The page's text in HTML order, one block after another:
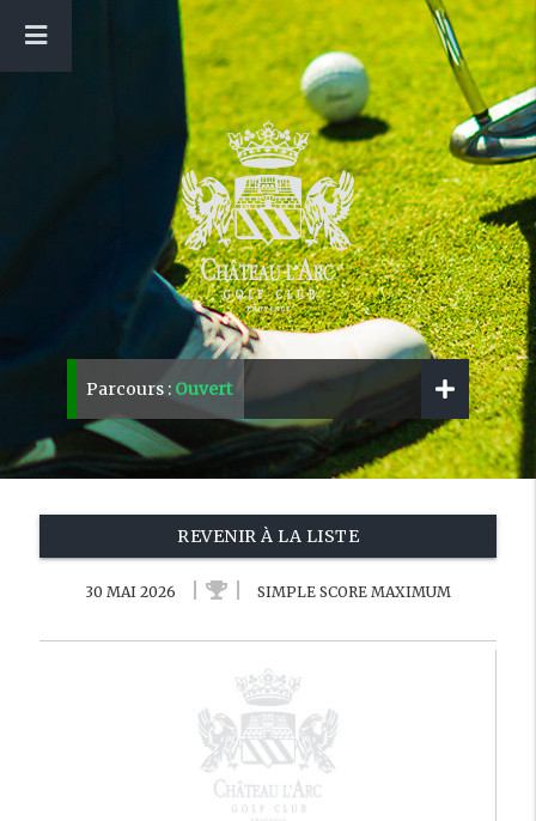
Parcours : Ouvert
REVENIR À LA LISTE
30 MAI 2026 SIMPLE SCORE MAXIMUM